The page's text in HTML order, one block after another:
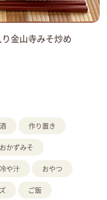
金山寺みそ炒め
作り置き
おかずみそ
冷や汁 おやつ
ご飯